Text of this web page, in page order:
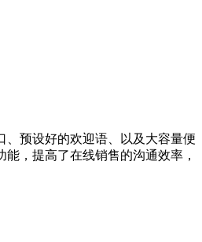
预设好的欢迎语、以及大容量便
，提高了在线销售的沟通效率，